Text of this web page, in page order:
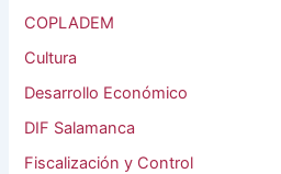
COPLADEM
Cultura
Desarrollo Económico
DIF Salamanca
Fiscalización y Control